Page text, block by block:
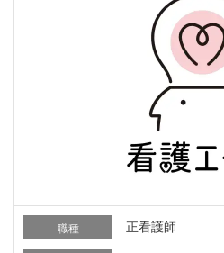
職種 正看護師